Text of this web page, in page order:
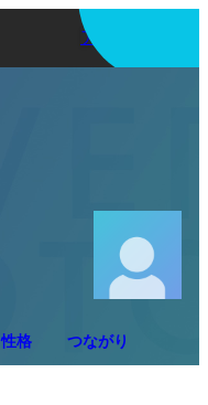
アプリを使う
性格 つながり